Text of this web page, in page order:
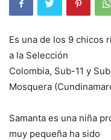
Es una de los 9 chicos
a la Selección
Colombia, Sub-11 y
Mosquera
Samanta es una niña
muy pequeña ha sido